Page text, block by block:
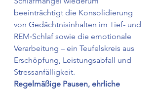
beeinträchtigt die Konsolidierung
von Gedächtnisinhalten im Tief- und
REM‑Schlaf sowie die emotionale
Verarbeitung – ein Teufelskreis aus
Erschöpfung, Leistungsabfall und
Stressanfälligkeit.
Regelmäßige Pausen, ehrliche